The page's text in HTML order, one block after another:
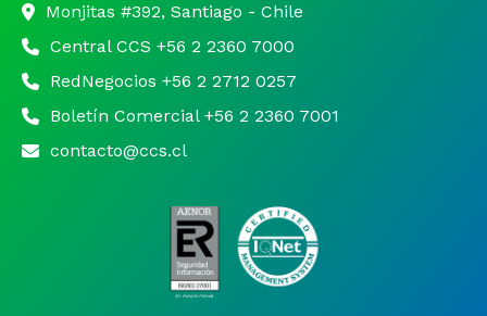
Monjitas #392, Santiago - Chile
Central CCS +56 2 2360 7000
RedNegocios +56 2 2712 0257
Boletín Comercial +56 2 2360 7001
contacto@ccs.cl